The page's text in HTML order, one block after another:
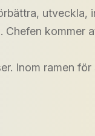
utveckla,
Inom ramen